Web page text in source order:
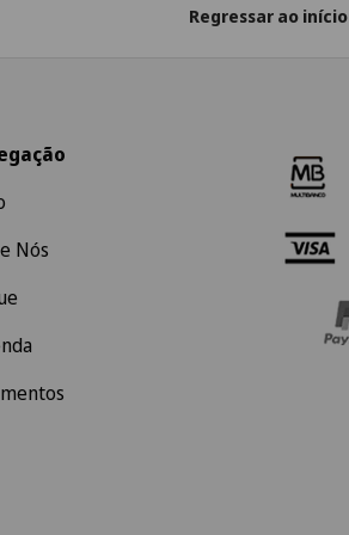
Regressar ao início
Nós